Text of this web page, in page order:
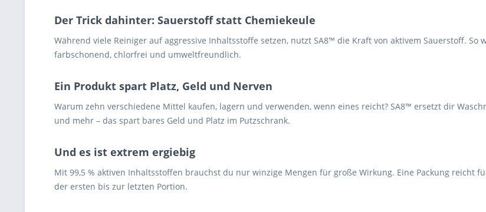
Der Trick dahinter: Sauerstoff statt Chemiekeule
Während viele Reiniger auf aggressive Inhaltsstoffe setzen, nutzt SA8™ die Kraft von aktivem Sauerstoff.
farbschonend, chlorfrei und umweltfreundlich.
Ein Produkt spart Platz, Geld und Nerven
Warum zehn verschiedene Mittel kaufen, lagern und verwenden, wenn eines reicht? SA8™ ersetzt dir
und mehr – das spart bares Geld und Platz im Putzschrank.
Und es ist extrem ergiebig
Mit 99,5 % aktiven Inhaltsstoffen brauchst du nur winzige Mengen für große Wirkung. Eine Packung reicht
der ersten bis zur letzten Portion.